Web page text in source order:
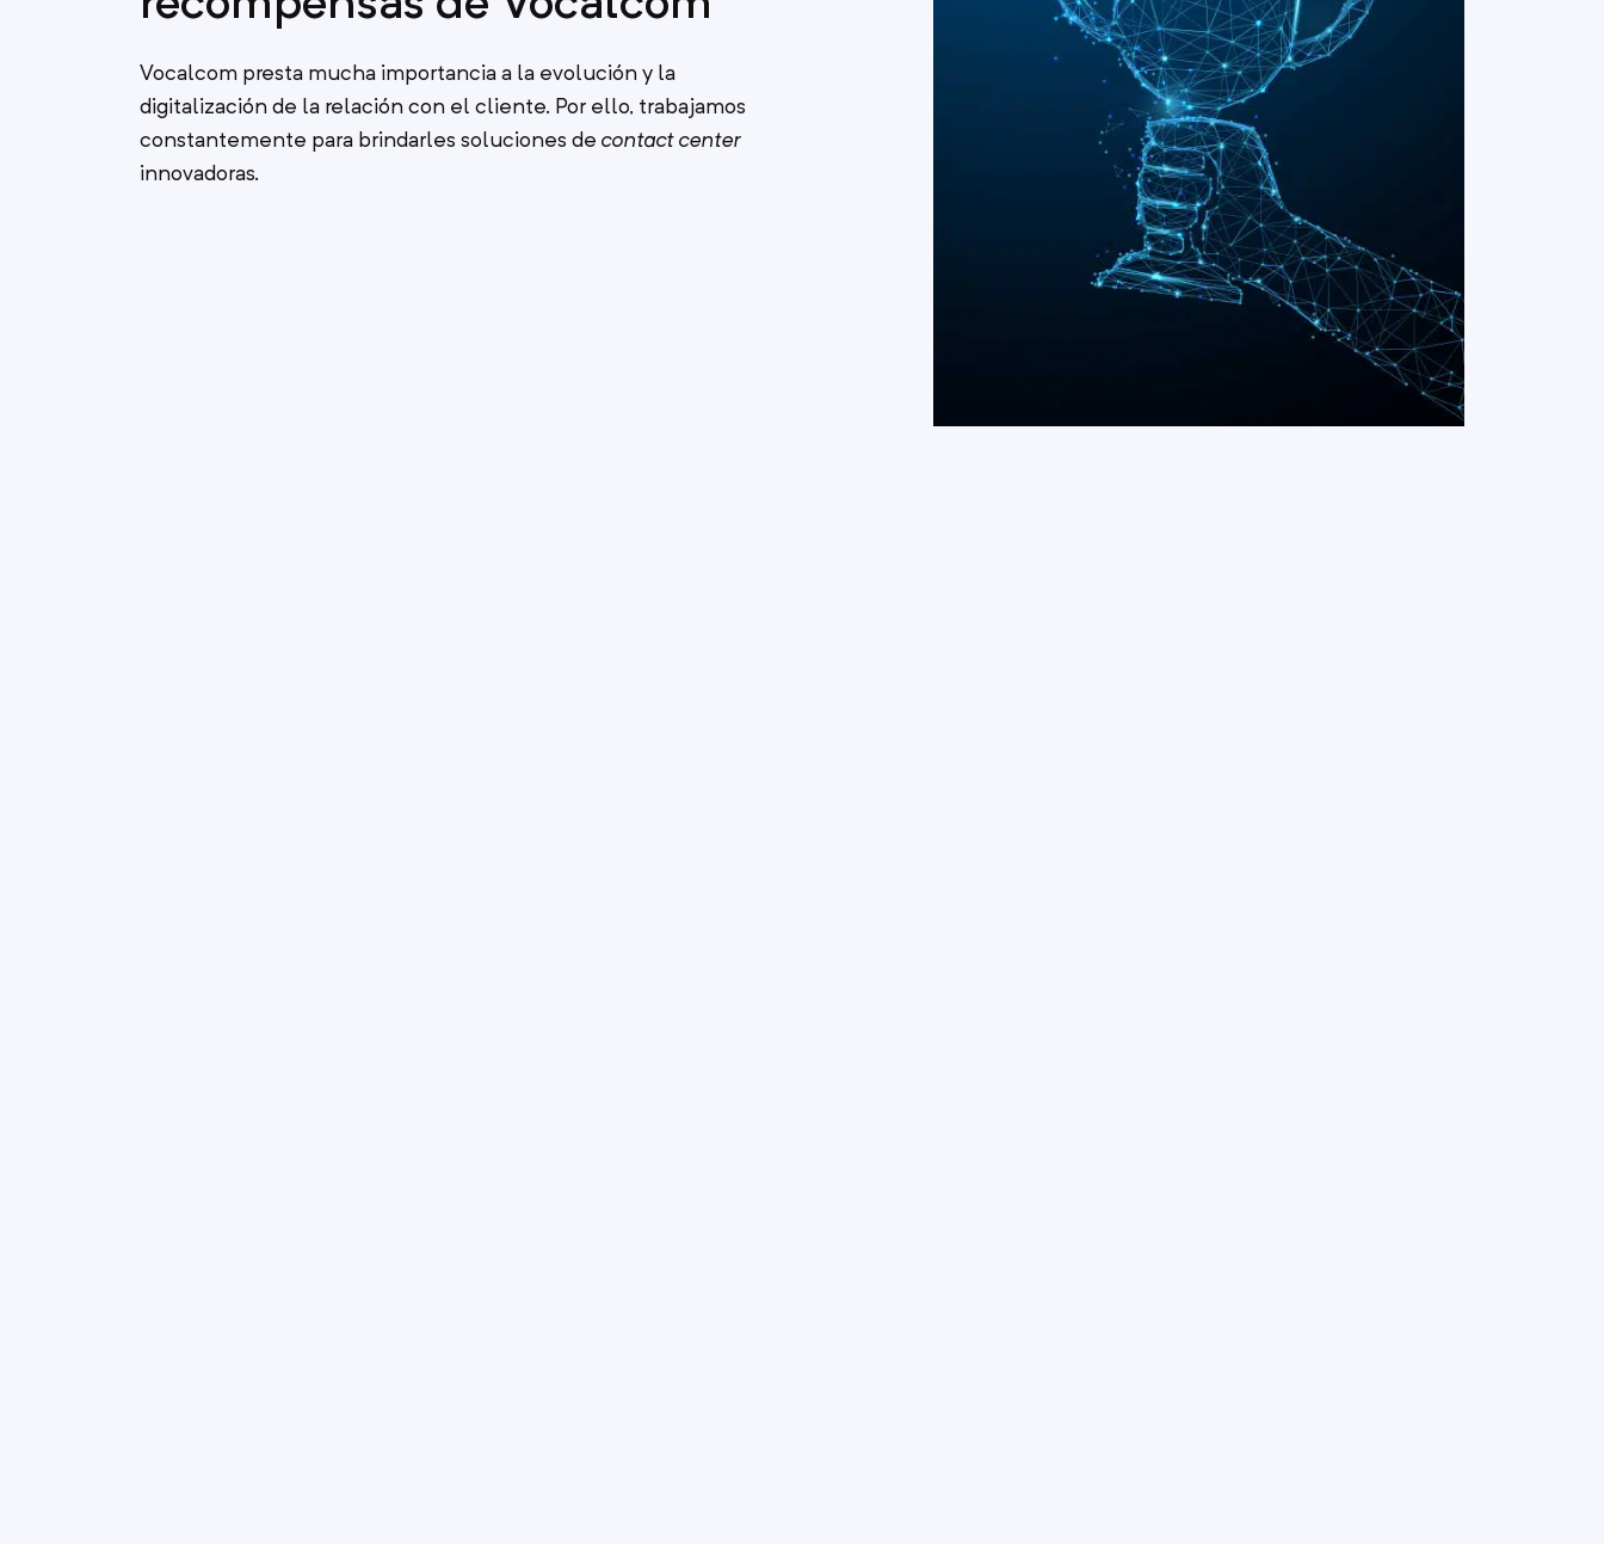
Vocalcom presta mucha importancia a la evolución y la
digitalización de la relación con el cliente. Por ello, trabajamos
constantemente para brindarles soluciones de contact center
innovadoras.